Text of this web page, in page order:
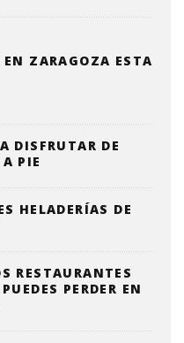
EN ZARAGOZA ESTA
DISFRUTAR DE
PIE
HELADERÍAS DE
RESTAURANTES
PERDER EN